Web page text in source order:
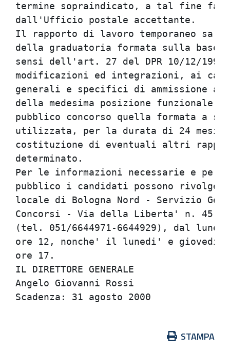
termine sopraindicato, a tal
dall'Ufficio
Il rapporto di lavoro
della graduatoria formata
sensi dell'art. 27 del DPR
modificazioni ed integrazioni,
generali e specifici di
della medesima posizione
pubblico concorso quella
utilizzata, per la durata di 24
costituzione di eventuali
Per le informazioni
pubblico i candidati possono
locale di Bologna Nord -
Concorsi - Via della Liberta' n.
(tel. 051/6644971-6644929),
ore 12, nonche' il lunedi' e
IL
Angelo
STAMPA